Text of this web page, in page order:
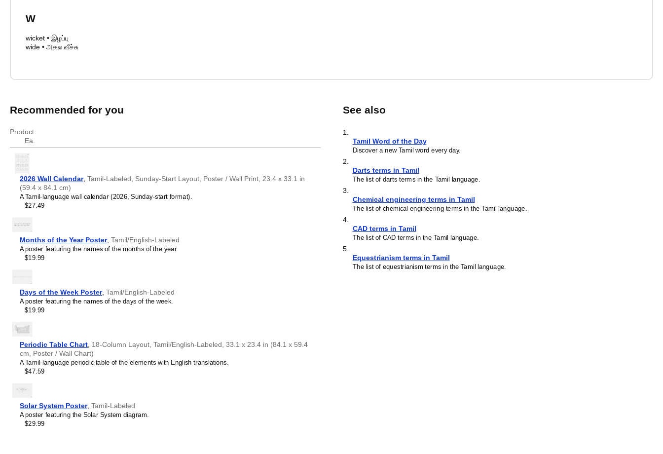
W
wicket • இழப்பு
wide • அகல வீச்சு
Cricket terms in Tamil
bouncer
எகிறி (துடுப்பாட்டம்)
bowling
caught
பிடிபடுதல் (துடுப்பாட்டம்)
century
cricket
cricket pitch
வீசுகளம் (துடுப்பாட்டம்)
fast bowling
fielding
களத்தடுப்பு (துடுப்பாட்டம்)
Follow-on
innings
leg before wicket
no-ball
பிழை வீச்சு
One Day International ஒருநாள் பன்னாட்டுத் துடுப்பாட்டம்
stumped
Test cricket
தேர்வுத் துடுப்பாட்டம்
Twenty20 cricket
wide
Recommended for you
Product
Ea.
2026 Wall Calendar, Tamil-Labeled, Sunday-Start Layout, Poster / Wall Print, 23.4 x 33.1 in
(59.4 x 84.1 cm)
A Tamil-language wall calendar (2026, Sunday-start format).
$27.49
Months of the Year Poster, Tamil/English-Labeled
A poster featuring the names of the months of the year.
$19.99
Days of the Week Poster, Tamil/English-Labeled
A poster featuring the names of the days of the week.
$19.99
Periodic Table Chart 18-Column Layout, Tamil/English-Labeled, 33.1 x 23.4 in (84.1 x 59.4
cm, Poster / Wall Chart)
A Tamil-language periodic table of the elements with English translations.
$47.59
Solar System Poster, Tamil-Labeled
A poster featuring the Solar System diagram.
$29.99
See also
1
Tamil Word of the Day
Discover a new Tamil word every day.
2
Darts terms in Tamil
The list of darts terms in the Tamil language.
3
Chemical engineering terms in Tamil
The list of chemical engineering terms in the Tamil language.
4.
CAD terms in Tamil
The list of CAD terms in the Tamil language.
5.
Equestrianism terms in Tamil
The list of equestrianism terms in the Tamil language.